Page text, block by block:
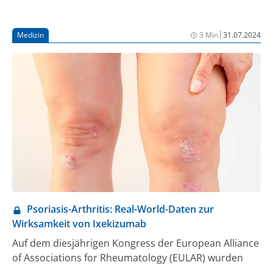
Medizin 3 Min|31.07.2024
Psoriasis-Arthritis: Real-World-Daten zur
Wirksamkeit von Ixekizumab
Auf dem diesjährigen Kongress der European Alliance
of Associations for Rheumatology (EULAR) wurden